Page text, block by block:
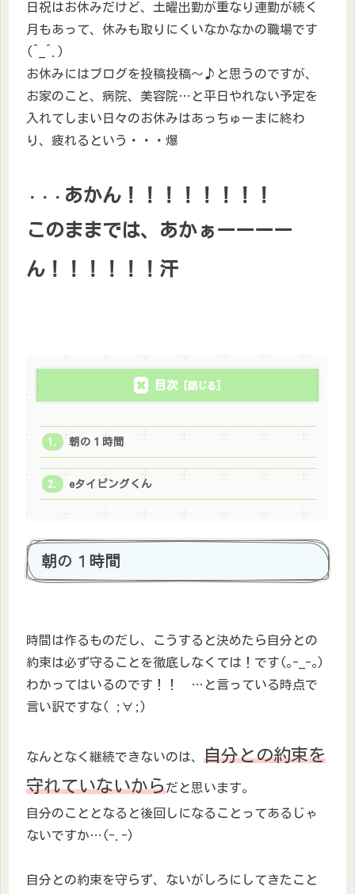
日祝はお休みだけど、土曜出勤が重なり連勤が続く
月もあって、休みも取りにくいなかなかの職場です
(^_^.)
お休みにはブログを投稿投稿～♪と思うのですが、
お家のこと、病院、美容院…と平日やれない予定を
入れてしまい日々のお休みはあっちゅーまに終わ
り、疲れるという・・・爆
・・・ あかん！！！！！！！！
このままでは、あかぁーーーー
ん！！！！！ ！汗
目次
朝の１時間
eタイピングくん
朝の１時間
時間は作るものだし、こうすると決めたら自分との
約束は必ず守ることを徹底しなくては！です(｡-_-｡)
わかってはいるのです！！ …と言っている時点で
言い訳ですな( ;∀;)
なんとなく継続できないのは、 自分との約束を
守れていないからだと思います。
自分のこととなると後回しになることってあるじゃ
ないですか…(-.-)
自分との約束を守らず、ないがしろにしてきたこと